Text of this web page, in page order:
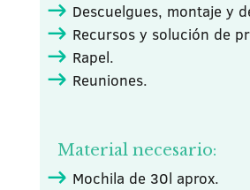
Descuelgues, montaje y
Recursos y solución de
Rapel.
Reuniones.
Material necesario:
Mochila de 30l aprox.